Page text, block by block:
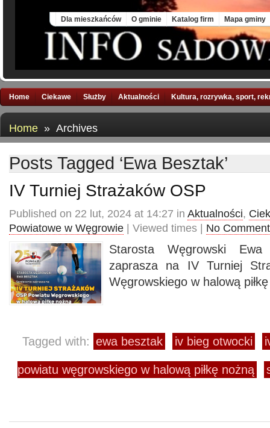
Dla mieszkańców O gminie Katalog firm Mapa gminy
Home Ciekawe Służby Aktualności Kultura, rozrywka, sport,
Home » Archives
Posts Tagged ‘Ewa Besztak’
IV Turniej Strażaków OSP
Published on 22 lut, 2024 at 14:27 in Aktualności,
Powiatowe w Węgrowie | Viewed times | No
Starosta Węgrowski
zaprasza na IV Turniej
Węgrowskiego w halową
Tagged with: ewa besztak iv bieg otwocki
powiatu węgrowskiego w halową piłkę nożną